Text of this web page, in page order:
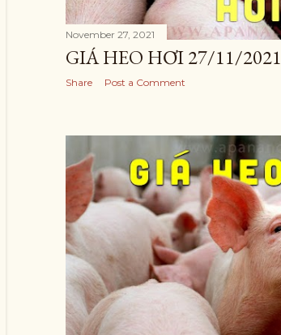
November 27, 2021
GIÁ HEO HƠI 27/11/2021
Share Post a Comment